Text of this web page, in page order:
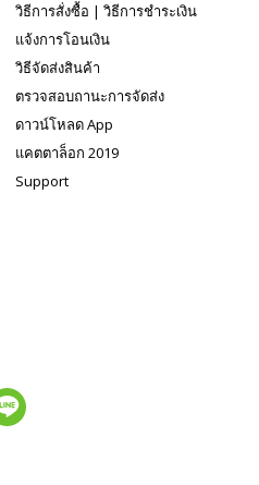
วิธีการสั่งซื้อ | วิธีการชำระเงิน
แจ้งการโอนเงิน
วิธีจัดส่งสินค้า
ตรวจสอบถานะการจัดส่ง
ดาวน์โหลด App
แคตตาล็อก 2019
Support